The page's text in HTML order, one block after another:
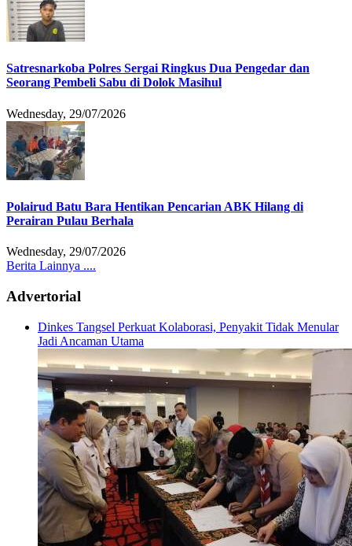
Satresnarkoba Polres Sergai Ringkus Dua Pengedar dan
Seorang Pembeli Sabu di Dolok Masihul
Wednesday, 29/07/2026
Polairud Batu Bara Hentikan Pencarian ABK Hilang di
Perairan Pulau Berhala
Wednesday, 29/07/2026
Berita Lainnya ....
Advertorial
Dinkes Tangsel Perkuat Kolaborasi, Penyakit Tidak Menular
Jadi Ancaman Utama